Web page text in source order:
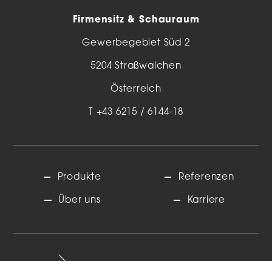
Firmensitz & Schauraum
Gewerbegebiet Süd 2
5204 Straßwalchen
Österreich
+43 6215 / 6144-18
Produkte
Über uns
Referenzen
Karriere